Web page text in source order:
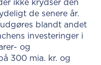
ikke krydser den
de senere år.
blandt andet
investeringer i
og
300 mia. kr. og